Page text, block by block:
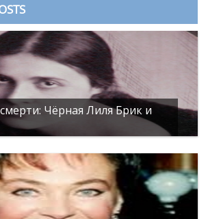
Чёрная Лиля Брик и